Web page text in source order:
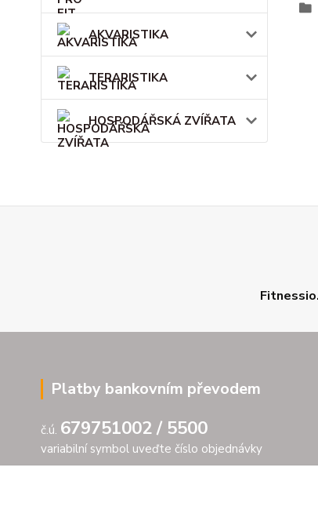
AKVARISTIKA
TERARISTIKA
HOSPODÁŘSKÁ ZVÍŘATA
Platby bankovním převodem
č.ú. 679751002 / 5500
variabilní symbol uveďte číslo objednávky